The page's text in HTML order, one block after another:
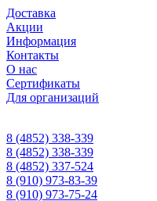
Доставка
Акции
Информация
Контакты
О нас
Сертификаты
Для организаций
8 (4852) 338-339
8 (4852) 338-339
8 (4852) 337-524
8 (910) 973-83-39
8 (910) 973-75-24